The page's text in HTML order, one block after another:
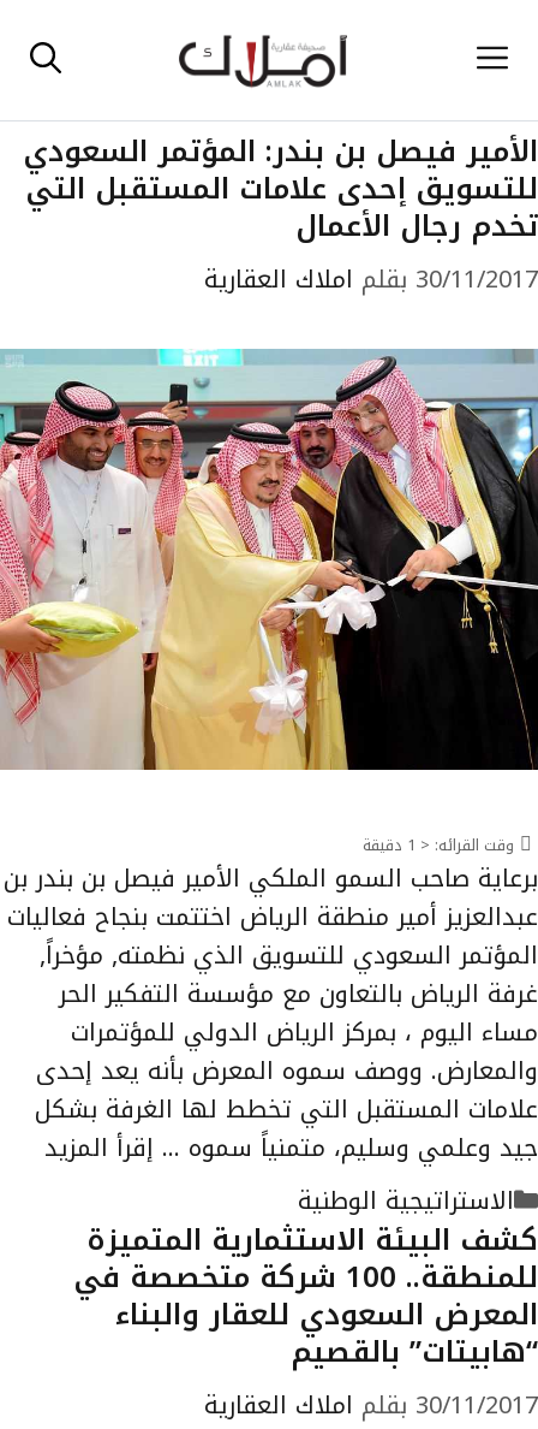
إلى القائمة
الأمير فيصل بن بندر: المؤتمر السعودي
للتسويق إحدى علامات المستقبل التي
تخدم رجال الأعمال
30/11/2017 بقلم املاك العقارية
وقت القرائه: < 1 دقيقة
برعاية صاحب السمو الملكي الأمير فيصل بن بندر بن
عبدالعزيز أمير منطقة الرياض اختتمت بنجاح فعاليات
المؤتمر السعودي للتسويق الذي نظمته, مؤخراً,
غرفة الرياض بالتعاون مع مؤسسة التفكير الحر
مساء اليوم ، بمركز الرياض الدولي للمؤتمرات
والمعارض. ووصف سموه المعرض بأنه يعد إحدى
علامات المستقبل التي تخطط لها الغرفة بشكل
جيد وعلمي وسليم، متمنياً سموه … إقرأ المزيد
التصنيفات
الاستراتيجية الوطنية
كشف البيئة الاستثمارية المتميزة
للمنطقة.. 100 شركة متخصصة في
المعرض السعودي للعقار والبناء
“هابيتات” بالقصيم
30/11/2017 بقلم املاك العقارية